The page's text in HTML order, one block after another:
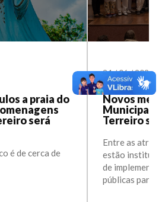
a praia do
será
é de cerca de
24/06/2022
Novos
Municipal
Terreiro
Entre as
estão instituir
de
públicas para